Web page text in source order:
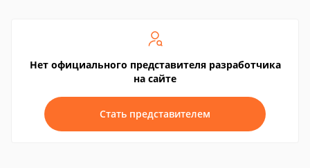
Нет официального представителя разработчика
на сайте
Стать представителем